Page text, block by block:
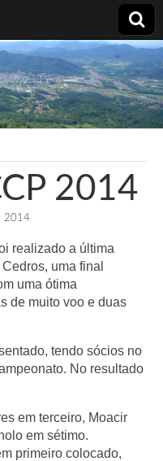
2014
2014
realizado a última
uma final
uma ótima
de muito voo e duas
tendo sócios no
No resultado
em terceiro, Moacir
em sétimo.
primeiro colocado,